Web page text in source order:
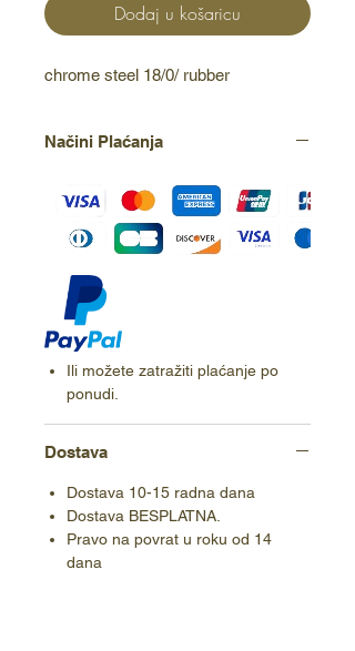
Dodaj u košaricu
chrome steel 18/0/ rubber
Načini Plaćanja
Ili možete zatražiti plaćanje po
ponudi.
Dostava
Dostava 10-15 radna dana
Dostava BESPLATNA.
Pravo na povrat u roku od 14
dana